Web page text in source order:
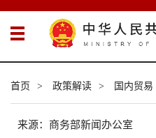
首页 > 政策解读 > 国内贸易
来源：商务部新闻办公室